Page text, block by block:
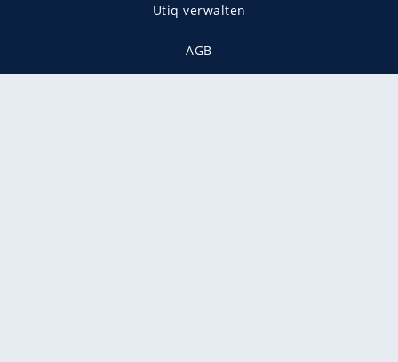
Utiq verwalten
AGB